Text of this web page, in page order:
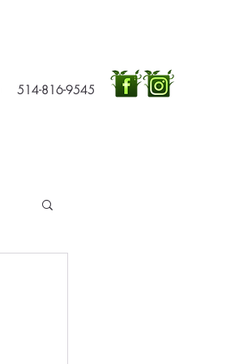
514-816-9545